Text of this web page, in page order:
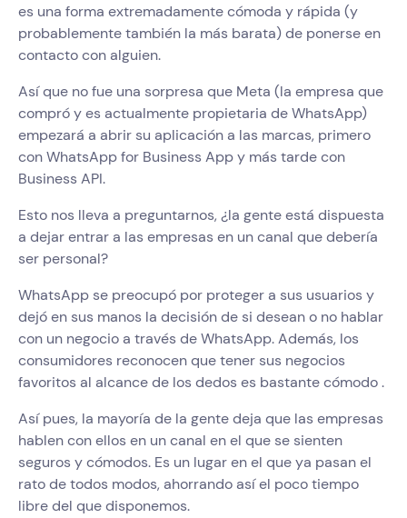
es una forma extremadamente cómoda y rápida (y
probablemente también la más barata) de ponerse en
contacto con alguien.
Así que no fue una sorpresa que Meta (la empresa que
compró y es actualmente propietaria de WhatsApp)
empezará a abrir su aplicación a las marcas, primero
con WhatsApp for Business App y más tarde con
Business API.
Esto nos lleva a preguntarnos, ¿la gente está dispuesta
a dejar entrar a las empresas en un canal que debería
ser personal?
WhatsApp se preocupó por proteger a sus usuarios y
dejó en sus manos la decisión de si desean o no hablar
con un negocio a través de WhatsApp. Además, los
consumidores reconocen que tener sus negocios
favoritos al alcance de los dedos es bastante cómodo .
Así pues, la mayoría de la gente deja que las empresas
hablen con ellos en un canal en el que se sienten
seguros y cómodos. Es un lugar en el que ya pasan el
rato de todos modos, ahorrando así el poco tiempo
libre del que disponemos.